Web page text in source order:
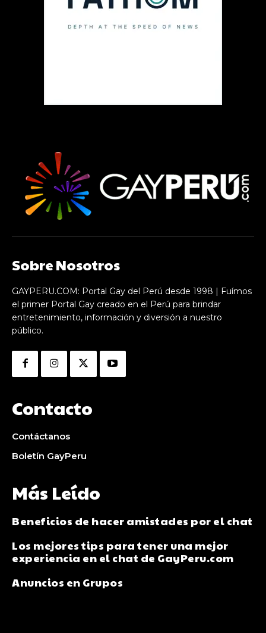
Sobre Nosotros
GAYPERU.COM: Portal Gay del Perú desde 1998 | Fuímos
el primer Portal Gay creado en el Perú para brindar
entretenimiento, información y diversión a nuestro
público.
Contacto
Contáctanos
Boletín GayPeru
Más Leído
Beneficios de hacer amistades por el chat
Los mejores tips para tener una mejor
experiencia en el chat de GayPeru.com
Anuncios en Grupos